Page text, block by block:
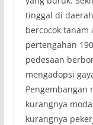
tinggal di
bercocok tanam
pertengahan
pedesaan
mengadopsi
kurangnya
kurangnya